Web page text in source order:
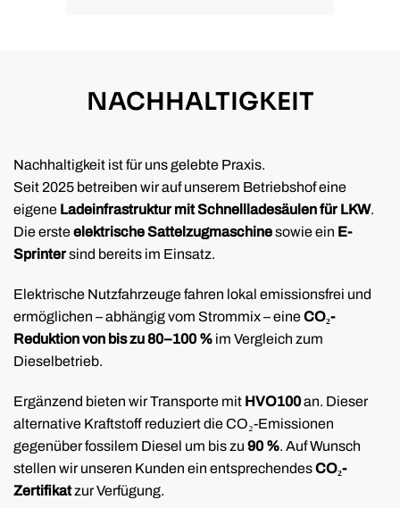
NACHHALTIGKEIT
Nachhaltigkeit ist für uns gelebte Praxis.
Seit 2025 betreiben wir auf unserem Betriebshof eine
eigene Ladeinfrastruktur mit Schnellladesäulen für LKW.
Die ersteelektrische Sattelzugmaschinesowie ein E-
Sprintersind bereits im Einsatz.
Elektrische Nutzfahrzeuge fahren lokal emissionsfrei und
ermöglichen – abhängig vom Strommix – eineCO₂-
Reduktion von bis zu 80–100 % im Vergleich zum
Dieselbetrieb.
Ergänzend bieten wir Transporte mit HVO100an. Dieser
alternative Kraftstoff reduziert die CO₂-Emissionen
gegenüber fossilem Diesel um bis zu 90 %. Auf Wunsch
stellen wir unseren Kunden ein entsprechendesCO₂-
Zertifikatzur Verfügung.